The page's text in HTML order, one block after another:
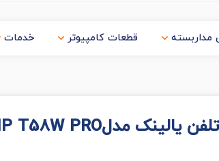
مداربسته قطعات کامپیوتر خدمات
تلفن یالینک مدلSIP T58W PRO